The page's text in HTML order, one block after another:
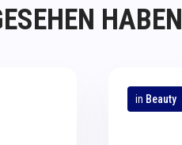
HABEN
in Beauty